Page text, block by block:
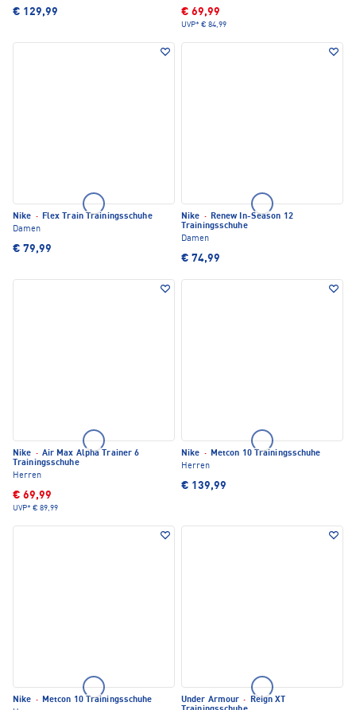
€ 129,99 € 69,99
UVP* € 84,99
Nike · Flex Train Trainingsschuhe
Damen
€ 79,99
Nike · Renew In-Season 12
Trainingsschuhe
Damen
€ 74,99
Nike · Air Max Alpha Trainer 6
Trainingsschuhe
Herren
€ 69,99
UVP* € 89,99
Nike · Metcon 10 Trainingsschuhe
Herren
€ 139,99
Nike · Metcon 10 Trainingsschuhe
Under Armour ·
Reign XT